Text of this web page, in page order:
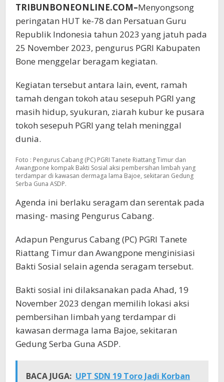
TRIBUNBONEONLINE.COM–Menyongsong
peringatan HUT ke-78 dan Persatuan Guru
Republik Indonesia tahun 2023 yang jatuh pada
25 November 2023, pengurus PGRI Kabupaten
Bone menggelar beragam kegiatan.
Kegiatan tersebut antara lain, event, ramah
tamah dengan tokoh atau sesepuh PGRI yang
masih hidup, syukuran, ziarah kubur ke pusara
tokoh sesepuh PGRI yang telah meninggal
dunia.
Foto : Pengurus Cabang (PC) PGRI Tanete Riattang Timur dan
Awangpone kompak Bakti Sosial aksi pembersihan limbah yang
terdampar di kawasan dermaga lama Bajoe, sekitaran Gedung
Serba Guna ASDP.
Agenda ini berlaku seragam dan serentak pada
masing- masing Pengurus Cabang.
Adapun Pengurus Cabang (PC) PGRI Tanete
Riattang Timur dan Awangpone menginisiasi
Bakti Sosial selain agenda seragam tersebut.
Bakti sosial ini dilaksanakan pada Ahad, 19
November 2023 dengan memilih lokasi aksi
pembersihan limbah yang terdampar di
kawasan dermaga lama Bajoe, sekitaran
Gedung Serba Guna ASDP.
BACA JUGA: UPT SDN 19 Toro Jadi Korban